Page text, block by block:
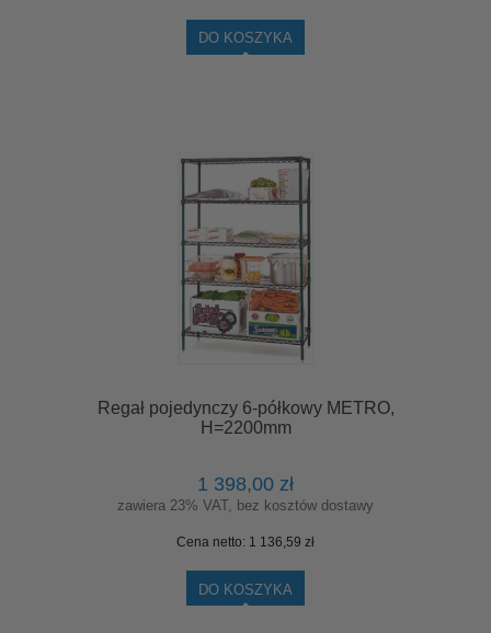
DO KOSZYKA
Regał pojedynczy 6-półkowy METRO,
H=2200mm
1 398,00 zł
zawiera 23% VAT, bez kosztów dostawy
Cena netto: 1 136,59 zł
DO KOSZYKA